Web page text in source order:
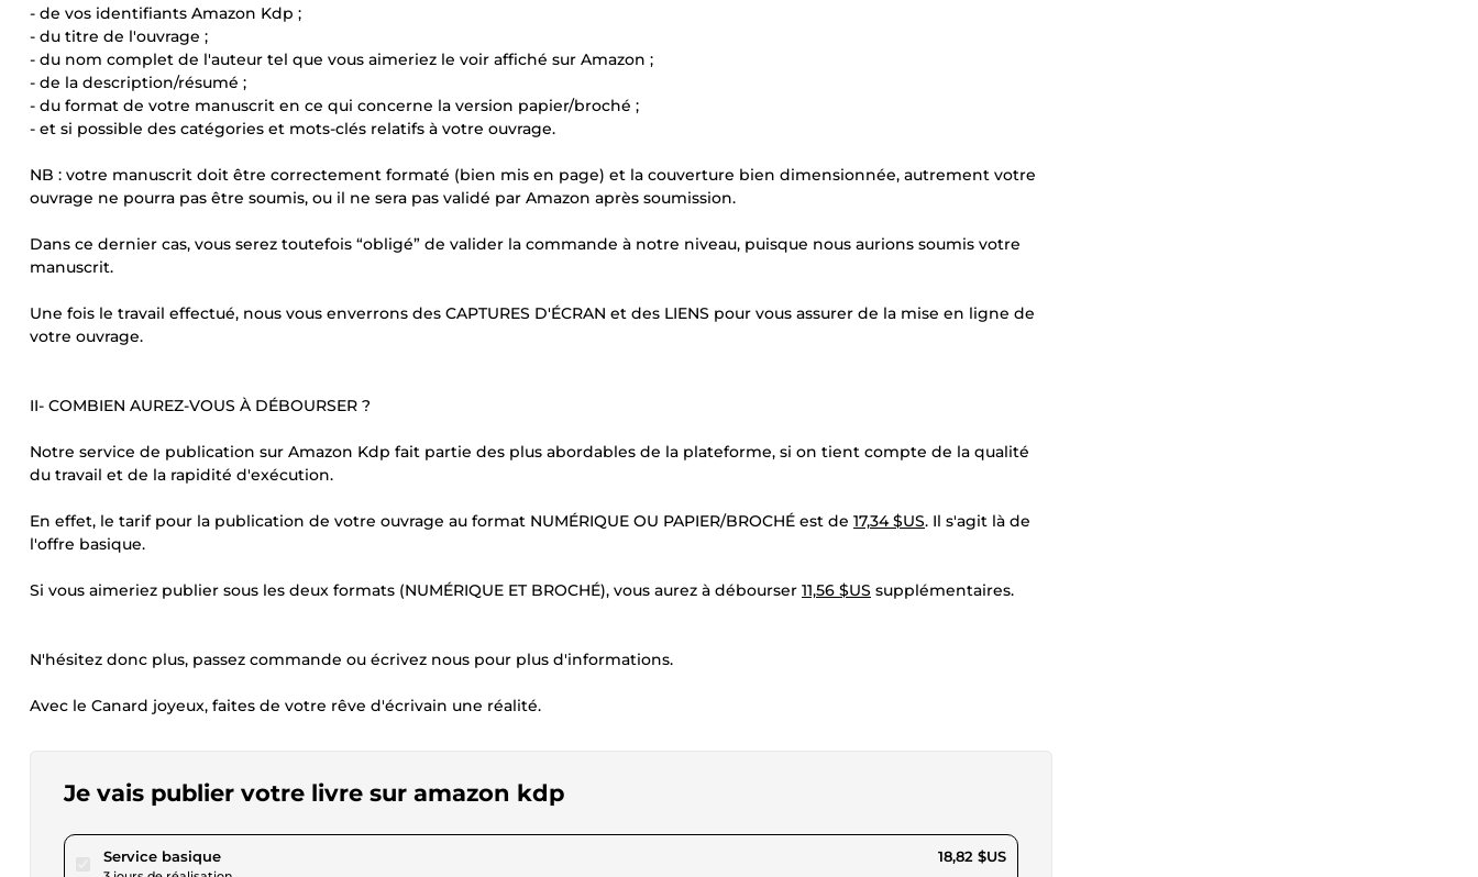
- de vos identifiants Amazon Kdp ;
- du titre de l'ouvrage ;
- du nom complet de l'auteur tel que vous aimeriez le voir affiché sur Amazon ;
- de la description/résumé ;
- du format de votre manuscrit en ce qui concerne la version papier/broché ;
- et si possible des catégories et mots-clés relatifs à votre ouvrage.
NB : votre manuscrit doit être correctement formaté (bien mis en page) et la couverture bien dimensionnée, autrement votre
ouvrage ne pourra pas être soumis, ou il ne sera pas validé par Amazon après soumission.
Dans ce dernier cas, vous serez toutefois “obligé” de valider la commande à notre niveau, puisque nous aurions soumis votre
manuscrit.
Une fois le travail effectué, nous vous enverrons des CAPTURES D'ÉCRAN et des LIENS pour vous assurer de la mise en ligne de
votre ouvrage.
II- COMBIEN AUREZ-VOUS À DÉBOURSER ?
Notre service de publication sur Amazon Kdp fait partie des plus abordables de la plateforme, si on tient compte de la qualité
du travail et de la rapidité d'exécution.
En effet, le tarif pour la publication de votre ouvrage au format NUMÉRIQUE OU PAPIER/BROCHÉ est de 17,34 $US. Il s'agit là de
l'offre basique.
Si vous aimeriez publier sous les deux formats (NUMÉRIQUE ET BROCHÉ), vous aurez à débourser 11,56 $US supplémentaires.
N'hésitez donc plus, passez commande ou écrivez nous pour plus d'informations.
Avec le Canard joyeux, faites de votre rêve d'écrivain une réalité.
Je vais publier votre livre sur amazon kdp
Service basiquepour 17,34 $US 18,82 $US